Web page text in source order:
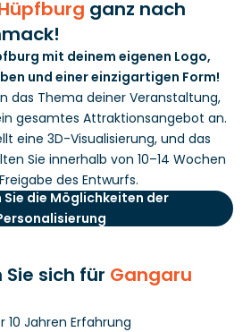
ganz nach
mit deinem eigenen Logo,
und einer einzigartigen Form!
das Thema deiner Veranstaltung,
gesamtes Attraktionsangebot an.
eine 3D-Visualisierung, und das
Sie innerhalb von 10–14 Wochen
des Entwurfs.
Sie die Möglichkeiten der
sich für Gangaru
10 Jahren Erfahrung